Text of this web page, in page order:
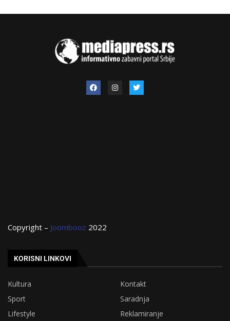
Copyright – Joombooz 2022
KORISNI LINKOVI
Kultura
Kontakt
Sport
Saradnja
Lifestyle
Reklamiranje